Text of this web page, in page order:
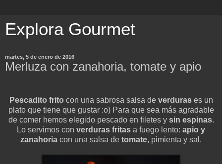
Explora Gourmet
martes, 5 de enero de 2016
Merluza con zanahoria, tomate y apio
Pescadito frito con una sabrosa salsa de verdurases un
plato que tiene que gustar :o) Para que sea más agradable
de comer hemos elegido pescado en filetes y sin espinas.
Lo servimos con verduras fritas a fuego lento: apio y
zanahoria con una salsa de tomate, pimienta y sal.